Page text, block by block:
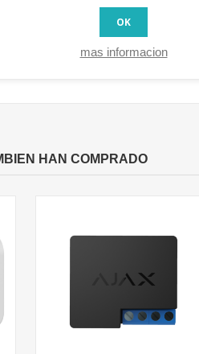
HAN COMPRADO
OK
mas informacion